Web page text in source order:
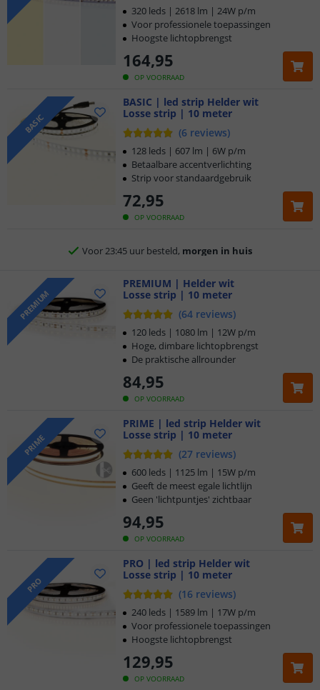
OP VOORRAAD
164,95
320 leds | 2618 lm | 24W p/m
Voor professionele toepassingen
Hoogste lichtopbrengst
BASIC
BASIC | led strip Helder wit
Losse strip | 10 meter
(6 reviews)
OP VOORRAAD
72,95
128 leds | 607 lm | 6W p/m
Betaalbare accentverlichting
Strip voor standaardgebruik
Klantbeoordeling 9.1
Gratis
Klantbeoordeling 9.1
PREMIUM
PREMIUM | Helder wit
Losse strip | 10 meter
(64 reviews)
OP VOORRAAD
84,95
120 leds | 1080 lm | 12W p/m
Hoge, dimbare lichtopbrengst
De praktische allrounder
PRIME
PRIME | led strip Helder wit
Losse strip | 10 meter
(27 reviews)
OP VOORRAAD
94,95
600 leds | 1125 lm | 15W p/m
Geeft de meest egale lichtlijn
Geen 'lichtpuntjes' zichtbaar
PRO
PRO | led strip Helder wit
Losse strip | 10 meter
(16 reviews)
OP VOORRAAD
129,95
240 leds | 1589 lm | 17W p/m
Voor professionele toepassingen
Hoogste lichtopbrengst